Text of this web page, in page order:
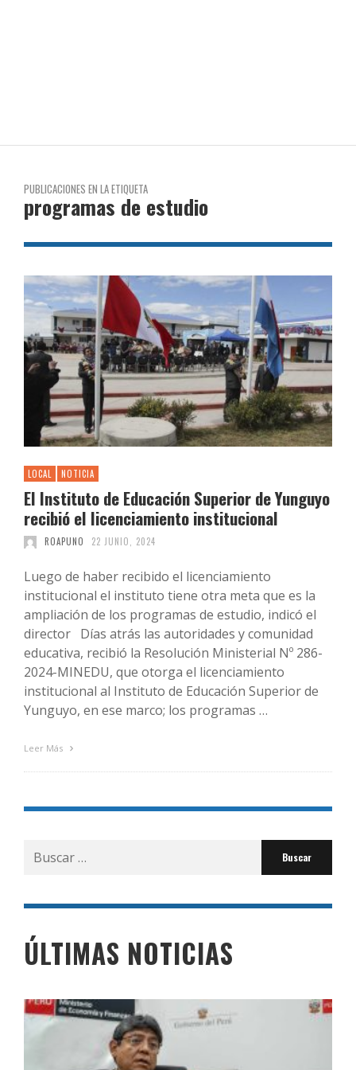
PUBLICACIONES EN LA ETIQUETA
programas de estudio
LOCAL NOTICIA
El Instituto de Educación Superior de Yunguyo
recibió el licenciamiento institucional
ROAPUNO 22 JUNIO, 2024
Luego de haber recibido el licenciamiento
institucional el instituto tiene otra meta que es la
ampliación de los programas de estudio, indicó el
director Días atrás las autoridades y comunidad
educativa, recibió la Resolución Ministerial Nº 286-
2024-MINEDU, que otorga el licenciamiento
institucional al Instituto de Educación Superior de
Yunguyo, en ese marco; los programas …
Leer Más
Buscar
por:
ÚLTIMAS NOTICIAS